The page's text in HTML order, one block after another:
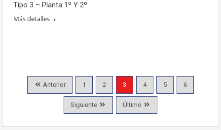
Tipo 3 – Planta 1º Y 2º
Más detalles
Anterior 1 2 3 4 5 6
Siguiente Último